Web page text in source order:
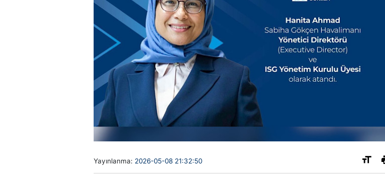
Yayınlanma: 2026-05-08 21:32:50